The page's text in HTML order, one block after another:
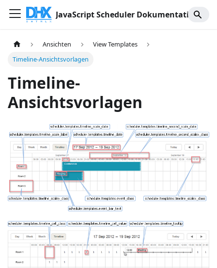
JavaScript Scheduler Dokumentation
Ansichten
View Templates
Timeline-Ansichtsvorlagen
Timeline-
Ansichtsvorlagen